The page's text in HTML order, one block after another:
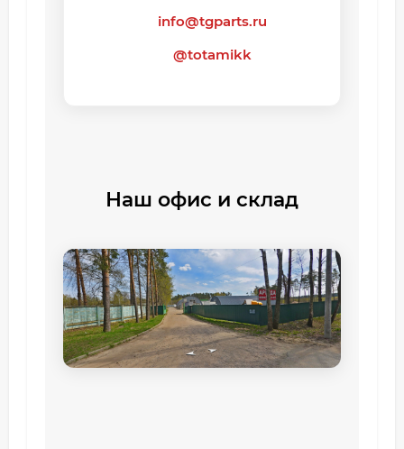
info@tgparts.ru
@totamikk
Наш офис и склад